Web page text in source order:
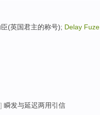
(英国君主的称号); Delay Fuze
瞬发与延迟两用引信